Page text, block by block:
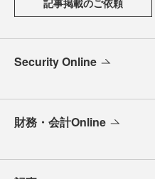
Security Online
財務・会計Online